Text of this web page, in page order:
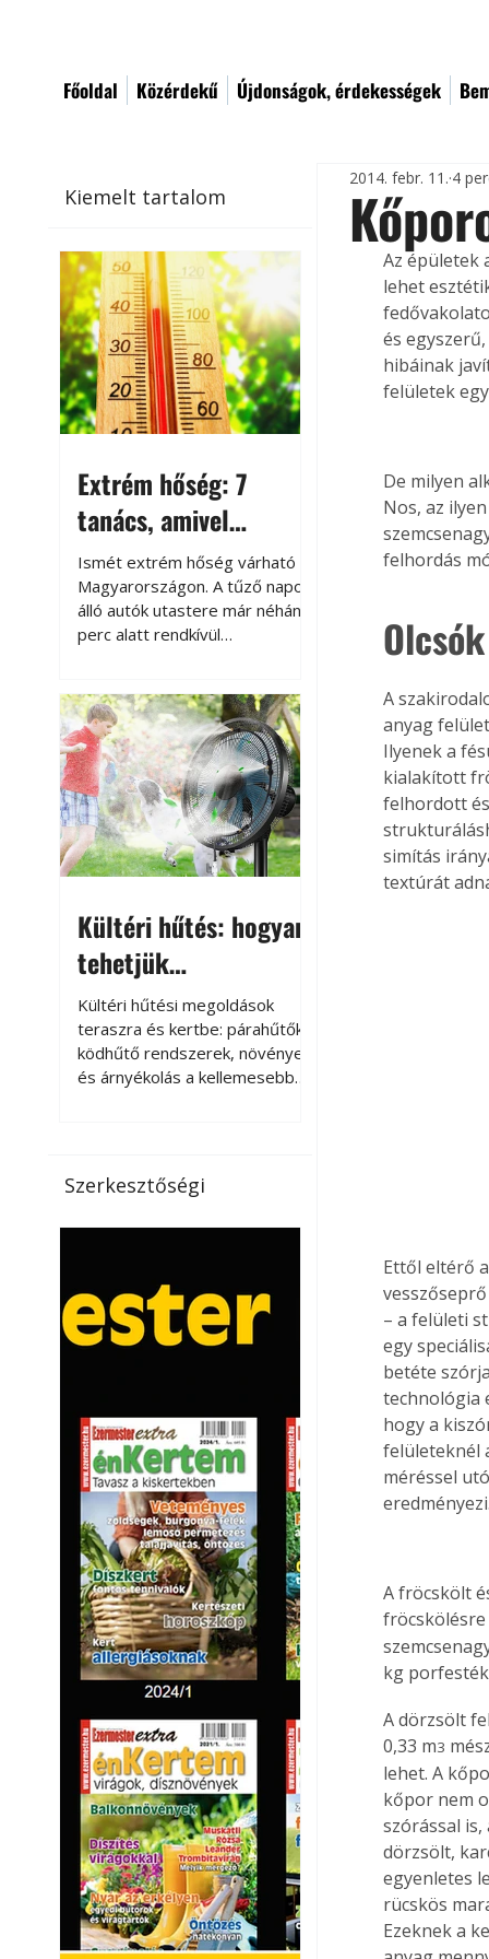
Főoldal Közérdekű Újdonságok, érdekességek
Kiemelt tartalom
Extrém hőség: 7
tanács, amivel
megóvhatjuk
autónkat a nyári
károktól
Ismét extrém hőség várható
Magyarországon. A tűző napon
álló autók utastere már néhány
perc alatt rendkívül
megközelítheti. Ez nemcsak a
beszállást teszi kellemetlenné,
hanem az autó állapotára és a
benne hagyott tárgyakra is
káros hatással lehet. Néhány
egyszerű óvintézkedéssel
azonban jelentősen
csökkenthetjük a hőség káros
Kültéri hűtés: hogyan
tehetjük
kellemesebbé a
teraszt és a kertet?
Kültéri hűtési megoldások
teraszra és kertbe: párahűtők,
ködhűtő rendszerek, növények
és árnyékolás a kellemesebb
jelentőséget kapott, ahogy a
nyári hőhullámok gyakoribbá és
a megoldást a meleg ellen, ma
már egyre többen keresnek
olyan kültéri hűtési
vendégl
Szerkesztőségi
2014. febr. 11. 4
Az épületek
lehet
és
hibáinak
felületek
De milyen
Nos, az
felhordás
A
anyag
Ilyenek a
kialakított
felhordott
simítás
textúrát
Ettől eltérő
– a felületi
egy
betéte
technológia
hogy a
felületeknél
méréssel
eredményezi.
A fröcskölt
fröcskölésre
kg
A dörzsölt
0,33 m3
lehet. A
kőpor nem
szórással
dörzsölt,
egyenletes
rücskös
Ezeknek a